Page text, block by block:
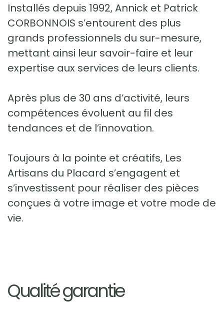
Installés depuis 1992, Annick et Patrick
CORBONNOIS s’entourent des plus
grands professionnels du sur-mesure,
mettant ainsi leur savoir-faire et leur
expertise aux services de leurs clients.
Après plus de 30 ans d’activité, leurs
compétences évoluent au fil des
tendances et de l’innovation.
Toujours à la pointe et créatifs, Les
Artisans du Placard s’engagent et
s’investissent pour réaliser des pièces
conçues à votre image et votre mode de
vie.
Qualité garantie